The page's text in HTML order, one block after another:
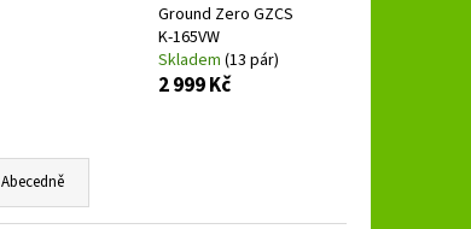
Ground Zero GZCS
K-165VW
Skladem (13 pár)
2 999 Kč
Abecedně